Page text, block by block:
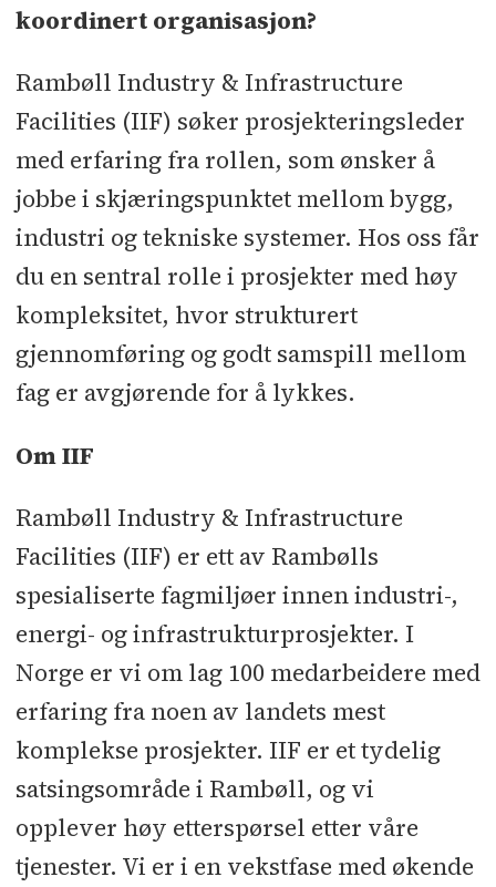
koordinert organisasjon?
Rambøll Industry & Infrastructure
Facilities (IIF) søker prosjekteringsleder
med erfaring fra rollen, som ønsker å
jobbe i skjæringspunktet mellom bygg,
industri og tekniske systemer. Hos oss får
du en sentral rolle i prosjekter med høy
kompleksitet, hvor strukturert
gjennomføring og godt samspill mellom
fag er avgjørende for å lykkes.
Om IIF
Rambøll Industry & Infrastructure
Facilities (IIF) er ett av Rambølls
spesialiserte fagmiljøer innen industri-,
energi- og infrastrukturprosjekter. I
Norge er vi om lag 100 medarbeidere med
erfaring fra noen av landets mest
komplekse prosjekter. IIF er et tydelig
satsingsområde i Rambøll, og vi
opplever høy etterspørsel etter våre
tjenester. Vi er i en vekstfase med økende